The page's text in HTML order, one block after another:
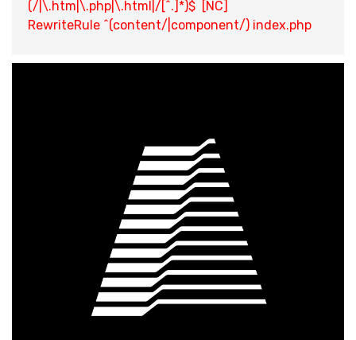
(/|\.htm|\.php|\.html|/[^.]*)$ [NC]
RewriteRule ^(content/|component/) index.php